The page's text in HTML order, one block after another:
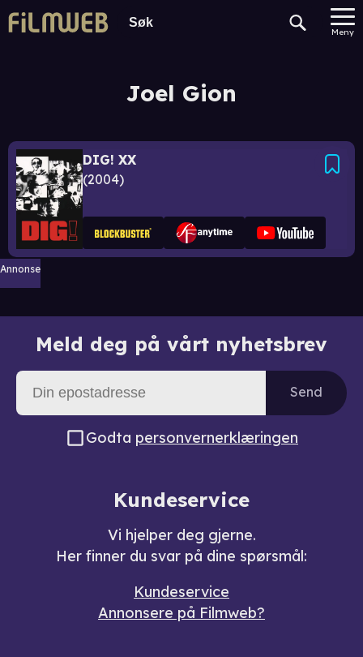
Meny
Joel Gion
DIG! XX
2004
Annonse
Meld deg på vårt nyhetsbrev
Send
Godta personvernerklæringen
Kundeservice
Vi hjelper deg gjerne.
Her finner du svar på dine spørsmål:
Kundeservice
Annonsere på Filmweb?